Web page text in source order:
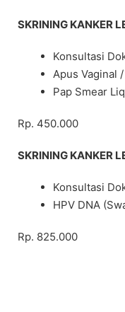
SKRINING KANKER
Konsultasi
Apus Vaginal
Pap Smear
Rp. 450.000
SKRINING KANKER
Konsultasi
HPV DNA
Rp. 825.000